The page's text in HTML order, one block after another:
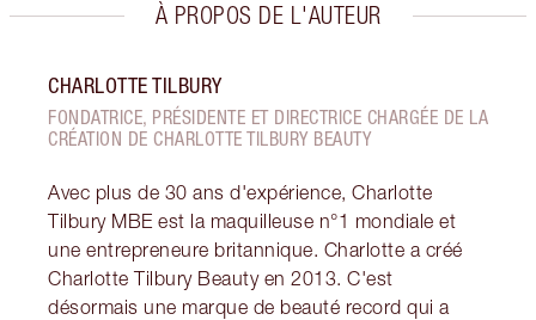
À PROPOS DE L'AUTEUR
CHARLOTTE TILBURY
FONDATRICE, PRÉSIDENTE ET DIRECTRICE CHARGÉE DE LA
CRÉATION DE CHARLOTTE TILBURY BEAUTY
Avec plus de 30 ans d'expérience, Charlotte
Tilbury MBE est la maquilleuse n°1 mondiale et
une entrepreneure britannique. Charlotte a créé
Charlotte Tilbury Beauty en 2013. C'est
désormais une marque de beauté record qui a